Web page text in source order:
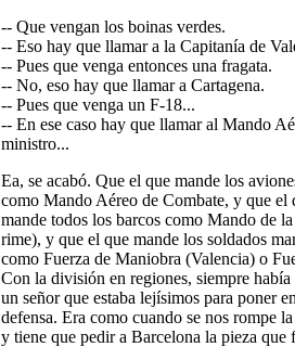
-- Que vengan los boinas verdes.
-- Eso hay que llamar a la Capitanía de
-- Pues que venga entonces una fragata.
-- No, eso hay que llamar a Cartagena.
-- Pues que venga un F-18...
-- En ese caso hay que llamar al Mando
ministro...
Ea, se acabó. Que el que mande los
como Mando Aéreo de Combate, y que el
mande todos los barcos como Mando de
rime), y que el que mande los soldados
como Fuerza de Maniobra (Valencia) o
Con la división en regiones, siempre había
un señor que estaba lejísimos para poner
defensa. Era como cuando se nos rompe
y tiene que pedir a Barcelona la pieza que